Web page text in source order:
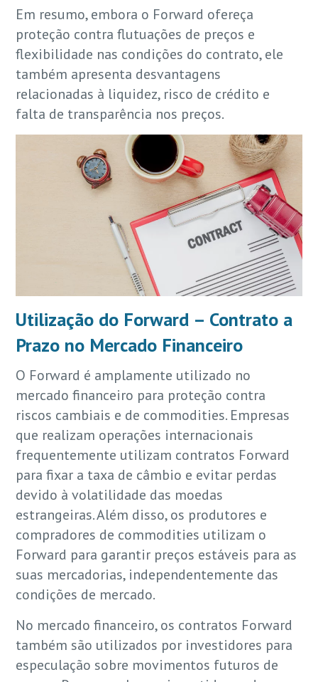
Em resumo, embora o Forward ofereça
proteção contra flutuações de preços e
flexibilidade nas condições do contrato, ele
também apresenta desvantagens
relacionadas à liquidez, risco de crédito e
falta de transparência nos preços.
Utilização do Forward – Contrato a
Prazo no Mercado Financeiro
O Forward é amplamente utilizado no
mercado financeiro para proteção contra
riscos cambiais e de commodities. Empresas
que realizam operações internacionais
frequentemente utilizam contratos Forward
para fixar a taxa de câmbio e evitar perdas
devido à volatilidade das moedas
estrangeiras. Além disso, os produtores e
compradores de commodities utilizam o
Forward para garantir preços estáveis para as
suas mercadorias, independentemente das
condições de mercado.
No mercado financeiro, os contratos Forward
também são utilizados por investidores para
especulação sobre movimentos futuros de